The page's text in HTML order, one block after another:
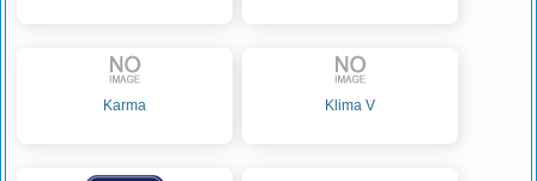
Karma Klima V